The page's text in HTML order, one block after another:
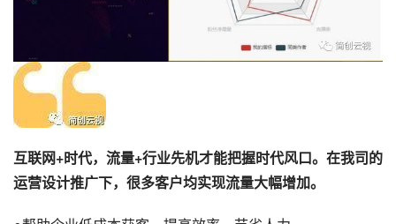
互联网+时代，流量+行业先机才能把握时代风口。 在我司的
运营设计推广下，很多客户均实现流量大幅增加。